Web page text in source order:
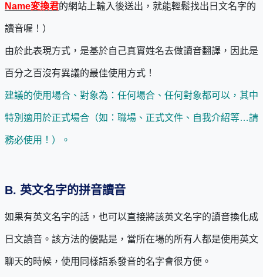
Name変換君的網站上輸入後送出，就能輕鬆找出日文名字的
讀音喔！）
由於此表現方式，是基於自己真實姓名去做讀音翻譯，因此是
百分之百沒有異議的最佳使用方式！
建議的使用場合、對象為：任何場合、任何對象都可以，其中
特別適用於正式場合（如：職場、正式文件、自我介紹等…請
務必使用！）。
B. 英文名字的拼音讀音
如果有英文名字的話，也可以直接將該英文名字的讀音換化成
日文讀音。該方法的優點是，當所在場的所有人都是使用英文
聊天的時候，使用同樣語系發音的名字會很方便。